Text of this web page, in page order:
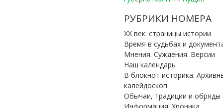
РУБРИКИ НОМЕРА
ХХ век: страницы истории
Время в судьбах и
Мнения. Суждения. Версии
Наш календарь
В блокнот историка.
калейдоскоп
Обычаи, традиции и обряды